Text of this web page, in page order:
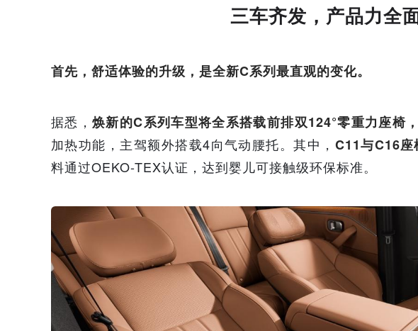
三车齐发，产品力全
首先，舒适体验的升级，是全新C系列最直观的变化。
据悉，焕新的C系列车型将全系搭载前排双124°零重力座椅，
加热功能，主驾额外搭载4向气动腰托。其中， C11与C16
料通过OEKO-TEX认证，达到婴儿可接触级环保标准。